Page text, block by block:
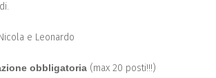
e Leonardo
obbligatoria (max 20 posti!!!)